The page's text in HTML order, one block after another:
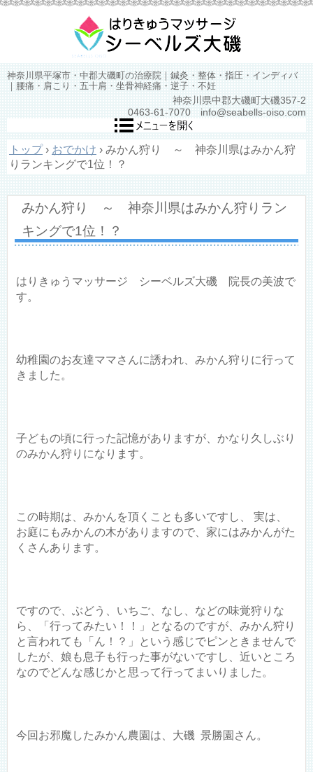
神奈川県平塚市・中郡大磯町の治療院｜鍼灸・整体・指圧・インディバ
｜腰痛・肩こり・五十肩・坐骨神経痛・逆子・不妊
神奈川県中郡大磯町大磯357-2
0463-61-7070 info@seabells-oiso.com
トップ › おでかけ › みかん狩り ～ 神奈川県はみかん狩
りランキングで1位！？
みかん狩り ～ 神奈川県はみかん狩りラン
キングで1位！？
はりきゅうマッサージ シーベルズ大磯 院長の美波で
す。
幼稚園のお友達ママさんに誘われ、みかん狩りに行って
きました。
子どもの頃に行った記憶がありますが、かなり久しぶり
のみかん狩りになります。
この時期は、みかんを頂くことも多いですし、 実は、
お庭にもみかんの木がありますので、家にはみかんがた
くさんあります。
ですので、ぶどう、いちご、なし、などの味覚狩りな
ら、「行ってみたい！！」となるのですが、みかん狩り
と言われても「ん！？」という感じでピンときませんで
したが、娘も息子も行った事がないですし、近いところ
なのでどんな感じかと思って行ってまいりました。
今回お邪魔したみかん農園は、大磯 景勝園さん。